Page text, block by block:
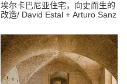
埃尔卡巴尼亚住宅，向史而生的
改造/ David Estal + Arturo Sanz